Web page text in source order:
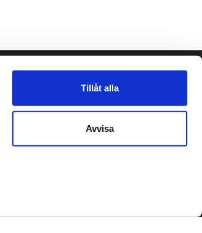
Tillåt alla
Avvisa
place2place AB 2020